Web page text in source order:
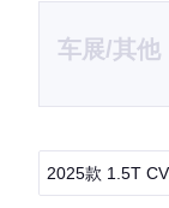
车展/其他
2025款 1.5T